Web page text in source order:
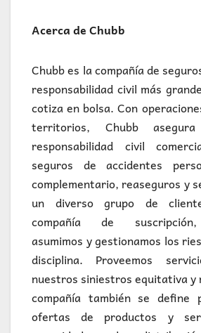
Acerca de Chubb
Chubb es la compañía de
responsabilidad civil más
cotiza en bolsa. Con
territorios, Chubb
responsabilidad civil
seguros de accidentes
complementario, reaseguros y
un diverso grupo de
compañía de suscripción,
asumimos y gestionamos los
disciplina. Proveemos
nuestros siniestros equitativa y
compañía también se define
ofertas de productos y